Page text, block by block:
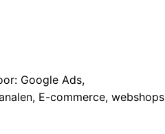
Google Ads,
E-commerce, webshops